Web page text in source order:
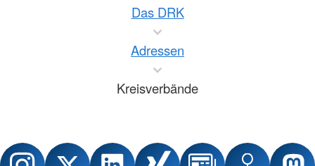
Das DRK
Adressen
Kreisverbände